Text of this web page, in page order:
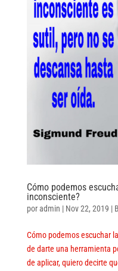
Cómo podemos
inconsciente?
poradmin | Nov 22, 2019 |
Cómo podemos escuchar
de darte una herramienta
de aplicar, quiero decirte